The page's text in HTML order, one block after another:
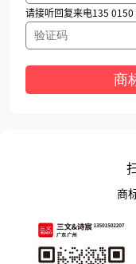
请接听回复来电135 0150
商
商